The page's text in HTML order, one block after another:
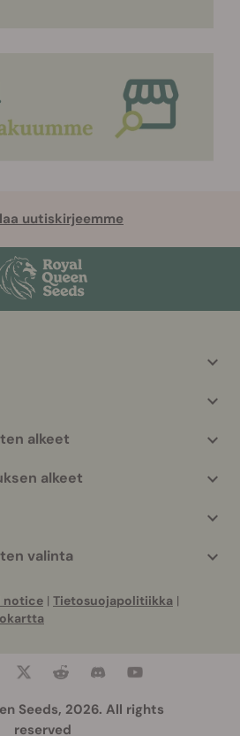
uutiskirjeemme
alkeet
alkeet
valinta
notice | Tietosuojapolitiikka |
Seeds, 2026. All rights
reserved